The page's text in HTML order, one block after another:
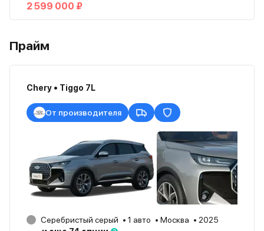
2 599 000 ₽
Прайм
Chery • Tiggo 7L
От производителя
Серебристый серый 1 авто Москва
2025